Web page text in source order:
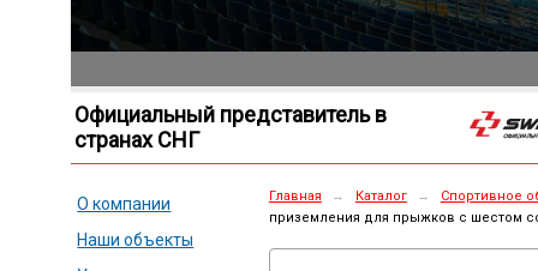
Официальный представитель в
странах СНГ
О компании
Наши объекты
Главная → Каталог →
Спортивное
приземления для прыжков с шестом